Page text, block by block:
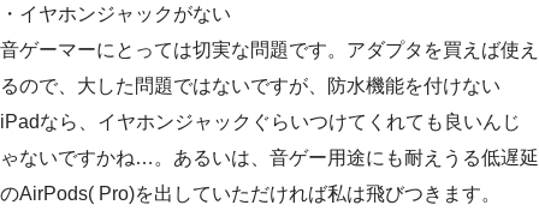
・イヤホンジャックがない
音ゲーマーにとっては切実な問題です。アダプタを買えば使え
るので、大した問題ではないですが、防水機能を付けない
iPadなら、イヤホンジャックぐらいつけてくれても良いんじ
ゃないですかね…。あるいは、音ゲー用途にも耐えうる低遅延
のAirPods( Pro)を出していただければ私は飛びつきます。